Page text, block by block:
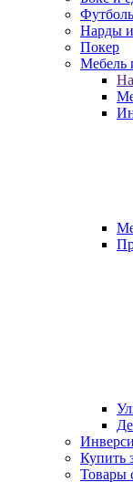
Нарды
Покер
Мебель
Купить
Товары